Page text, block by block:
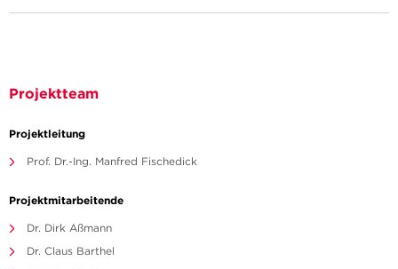
Projektteam
Projektleitung
Prof. Dr.-Ing. Manfred Fischedick
Projektmitarbeitende
Dr. Dirk Aßmann
Dr. Claus Barthel